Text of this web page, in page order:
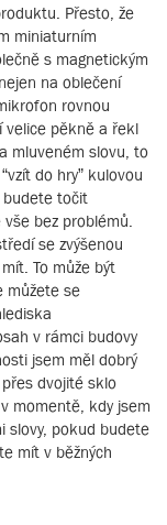
Přesto, že
miniaturním
s magnetickým
na oblečení
rovnou
velice pěkně a řekl
mluveném slovu, to
do hry” kulovou
točit
bez problémů.
se zvýšenou
To může být
můžete se
v rámci budovy
jsem měl dobrý
dvojité sklo
momentě, kdy jsem
slovy, pokud budete
mít v běžných